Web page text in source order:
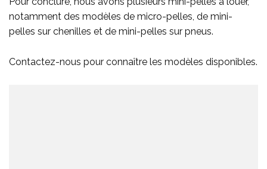
notamment des modèles de micro-pelles, de mini-
pelles sur chenilles et de mini-pelles sur pneus.
Contactez-nous pour connaître les modèles disponibles.